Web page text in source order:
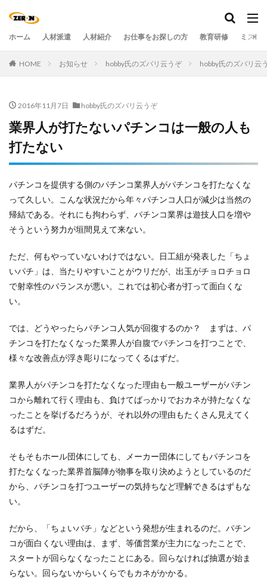
ホーム 人材派遣 人材紹介 お仕事をお探しの方 教育研修 ミステ
HOME お知らせ hobby氏のズバリ云うぞ hobby氏のズバリ云
2016年11月7日 hobby氏のズバリ云うぞ
業界人が打たないパチンコは一般の人も
打たない
パチンコを提供する側のパチンコ業界人がパチンコを打たなくな
って久しい。こんな状況だから年々パチンコ人口が減少は当然の
帰結である。それにも拘わらず、パチンコ業界は遊技人口を増や
そうという努力が垣間見えて来ない。
ただ、何もやっていないわけではない。日工組が発表した「ちょ
いパチ」は、当たりやすいことがウリだが、出玉がチョロチョロ
で射幸性のバランスが悪い。これでは初心者が打って面白くな
い。
では、どうやったらパチンコ人気が回復するのか？ まずは、パ
チンコを打たなくなった業界人が自腹でパチンコを打つことで、
様々な改善点が浮き彫りになってくるはずだ。
業界人がパチンコを打たなくなった理由も一般ユーザーがパチン
コから離れて行く理由も、負けてばっかりでおカネが持たなくな
ったことを挙げるだろうが、それ以外の理由もたくさん見えてく
るはずだ。
そもそもホール団体にしても、メーカー団体にしてもパチンコを
打たなくなった業界首脳陣が物事を取り決めようとしているのだ
から、パチンコを打つユーザーの気持ちなど理解できるはずもな
い。
だから、「ちょいパチ」などという発想が生まれるのだ。パチン
コが面白くない理由は、まず、等価営業が主力になったことで、
スタートが回らなくなったことにある。回らなければ抽選が始ま
らない。回らないからいくらでもカネがかかる。